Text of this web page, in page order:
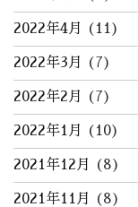
2022年4月 (11)
2022年3月 (7)
2022年2月 (7)
2022年1月 (10)
2021年12月 (8)
2021年11月 (8)